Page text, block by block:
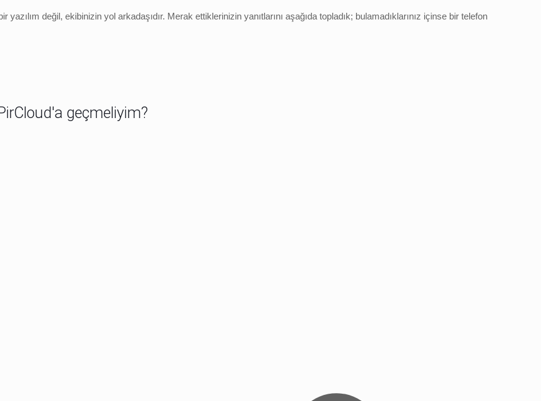
değil, ekibinizin yol arkadaşıdır. Merak ettiklerinizin yanıtlarını aşağıda topladık; bulamadıklarınız içinse bir telefon
geçmeliyim?